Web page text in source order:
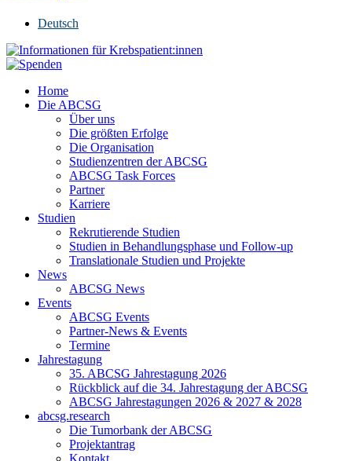
Deutsch
Home
Die ABCSG
Über uns
Die größten Erfolge
Die Organisation
Studienzentren der ABCSG
ABCSG Task Forces
Partner
Karriere
Studien
Rekrutierende Studien
Studien in Behandlungsphase und Follow-up
Translationale Studien und Projekte
News
ABCSG News
Events
ABCSG Events
Partner-News & Events
Termine
Jahrestagung
35. ABCSG Jahrestagung 2026
Rückblick auf die 34. Jahrestagung der ABCSG
ABCSG Jahrestagungen 2026 & 2027 & 2028
abcsg.research
Die Tumorbank der ABCSG
Projektantrag
Kontakt